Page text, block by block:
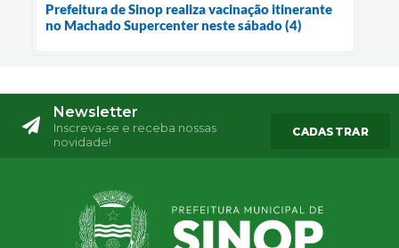
Prefeitura de Sinop realiza vacinação itinerante
no Machado Supercenter neste sábado (4)
Newsletter
Inscreva-se e receba nossas
novidade!
CADASTRAR